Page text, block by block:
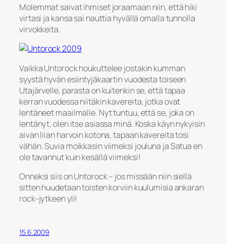
Molemmat saivat ihmiset joraamaan niin, että hiki
virtasi ja kansa sai nauttia hyvällä omalla tunnolla
virvokkeita.
Vaikka Untorock houkuttelee jostakin kumman
syystä hyvän esiintyjäkaartin vuodesta toiseen
Utajärvelle, parasta on kuitenkin se, että tapaa
kerran vuodessa niitäkin kavereita, jotka ovat
lentäneet maailmalle. Nyt tuntuu, että se, joka on
lentänyt, olen itse asiassa minä. Koska käyn nykyisin
aivan liian harvoin kotona, tapaan kavereita tosi
vähän. Suvia moikkasin viimeksi jouluna ja Satua en
ole tavannut kuin kesällä viimeksi!
Onneksi siis on Untorock – jos missään niin siellä
sitten huudetaan toisten korviin kuulumisia ankaran
rock-jytkeen yli!
15.6.2009